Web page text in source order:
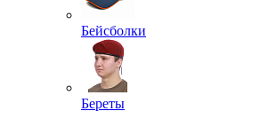
Бейсболки
Береты